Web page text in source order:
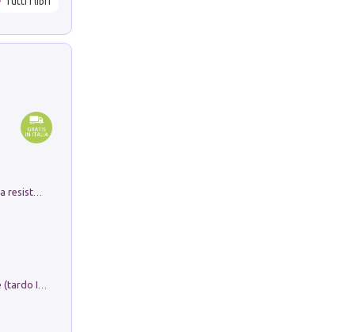
Memorial Santa Giulia. Sculture per la resistenza Monchio di Palagano